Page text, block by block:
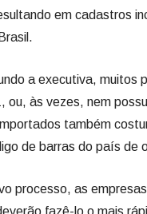
em cadastros
a executiva, muitos
ou, às vezes, nem
também
de barras do país de
processo, as
fazê-lo o mais